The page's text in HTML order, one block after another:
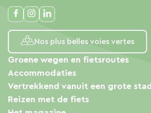
Nos plus belles voies vertes
Groene wegen en fietsroutes
Accommodaties
Vertrekkend vanuit een grote stad
Reizen met de fiets